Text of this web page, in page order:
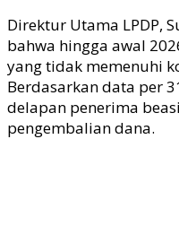
Direktur Utama LPDP,
bahwa hingga awal
yang tidak memenuhi
Berdasarkan data per
delapan penerima
pengembalian dana.